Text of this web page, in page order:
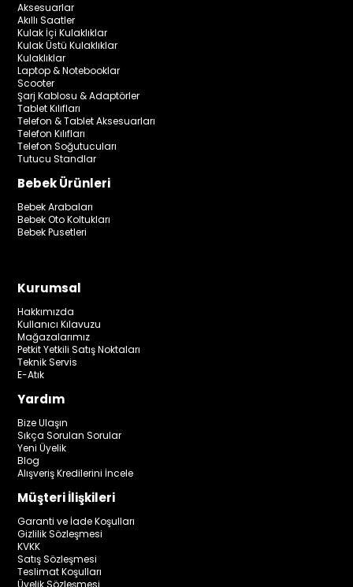
Aksesuarlar
Akıllı Saatler
Kulak İçi Kulaklıklar
Kulak Üstü Kulaklıklar
Kulaklıklar
Laptop & Notebooklar
Scooter
Şarj Kablosu & Adaptörler
Tablet Kılıfları
Telefon & Tablet Aksesuarları
Telefon Kılıfları
Telefon Soğutucuları
Tutucu Standlar
Bebek Ürünleri
Bebek Arabaları
Bebek Oto Koltukları
Bebek Pusetleri
Kurumsal
Hakkımızda
Kullanıcı Kılavuzu
Mağazalarımız
Petkit Yetkili Satış Noktaları
Teknik Servis
E-Atık
Yardım
Bize Ulaşın
Sıkça Sorulan Sorular
Yeni Üyelik
Blog
Alışveriş Kredilerini İncele
Müşteri İlişkileri
Garanti ve İade Koşulları
Gizlilik Sözleşmesi
KVKK
Satış Sözleşmesi
Teslimat Koşulları